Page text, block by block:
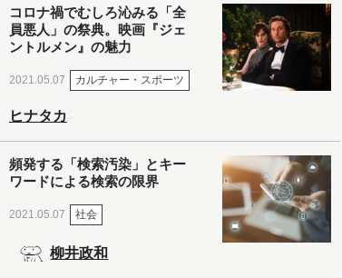
コロナ禍でむしろ沁みる「全
員悪人」の祭典。映画『ジェ
ントルメン』の魅力
2021.05.07 カルチャー・スポーツ
ヒナタカ
頻発する「検索汚染」とキー
ワードによる検索の限界
2021.05.07 社会
柳井政和